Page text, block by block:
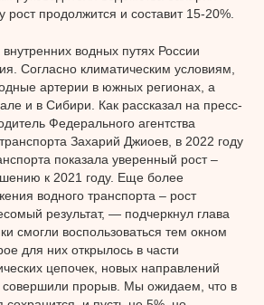
рост продолжится и составит 15-20%.
водных путях России
Согласно климатическим условиям,
артерии в южных регионах, а
и в Сибири. Как рассказал на пресс-
Федерального агентства
Захарий Джиоев, в 2022 году
показала уверенный рост –
к 2021 году. Еще более
водного транспорта – рост
результат, — подчеркнул глава
смогли воспользоваться тем окном
для них открылось в части
цепочек, новых направлений
совершили прорыв. Мы ожидаем, что в